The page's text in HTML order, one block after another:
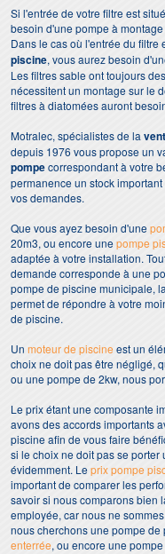
Si l'entrée de votre filtre est
besoin d'une pompe à
Dans le cas où l'entrée du filtre
piscine, vous aurez besoin
Les filtres sable ont toujours
nécessitent un montage sur le
filtres à diatomées auront
Motralec, spécialistes de la
depuis 1976 vous propose un
pompecorrespondant à votre
permanence un stock
vos demandes.
Que vous ayez besoin d'une
20m3, ou encore unepompe
adaptée à votre installation.
demande corresponde à une
pompe de piscine municipale,
permet de répondre à votre
de piscine.
Un moteur de piscine est un
choix ne doit pas être négligé,
ou une pompe de 2kw, nous
Le prix étant une composante
avons des accords importants
piscine afin de vous faire
si le choix ne doit pas se
évidemment. Leprix pompe
important de comparer les
savoir si nous comparons bien
employée, car nous ne
nous cherchons une pompe
enterrée, ou encore une